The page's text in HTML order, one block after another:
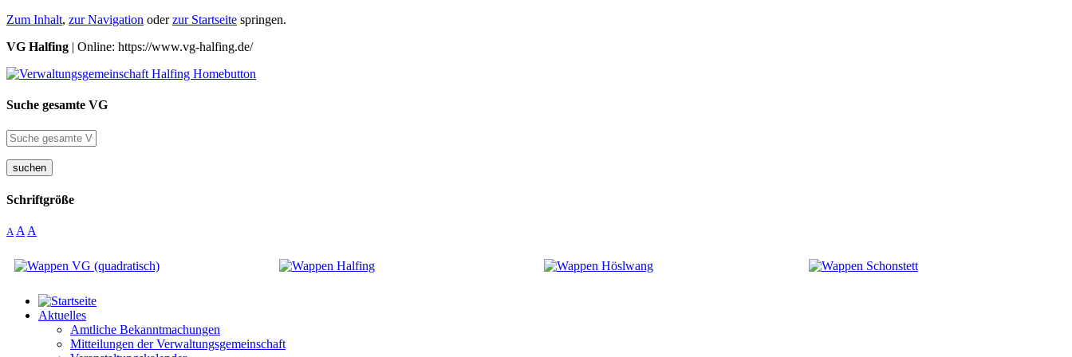
Zum Inhalt, zur Navigation oderzur Startseite springen.
VG Halfing | Online: https://www.vg-halfing.de/
Suche gesamte VG
suchen
Schriftgröße
A A A
Aktuelles
Amtliche Bekanntmachungen
Mitteilungen der Verwaltungsgemeinschaft